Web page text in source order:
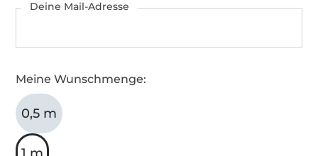
Deine Mail-Adresse
Meine Wunschmenge:
0,5 m